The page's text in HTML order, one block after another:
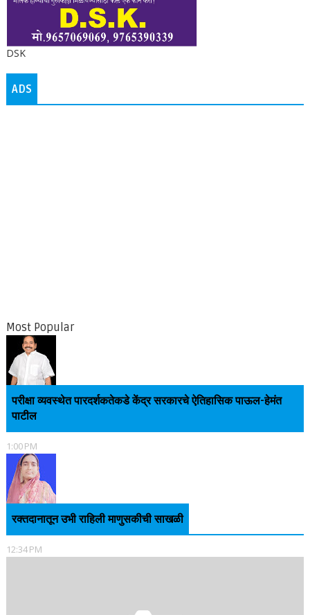
DSK
ADS
Most Popular
परीक्षा व्यवस्थेत पारदर्शकतेकडे केंद्र सरकारचे ऐतिहासिक पाऊल-हेमंत
पाटील
1:00 PM
रक्तदानातून उभी राहिली माणुसकीची साखळी
12:34 PM